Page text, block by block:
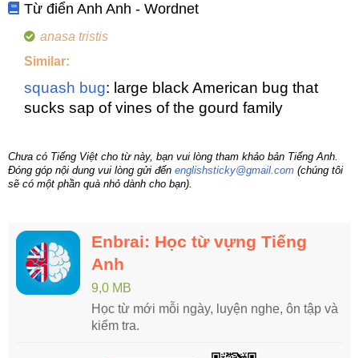
Từ điển Anh Anh - Wordnet
anasa tristis
Similar:
squash bug: large black American bug that
sucks sap of vines of the gourd family
Chưa có Tiếng Việt cho từ này, bạn vui lòng tham khảo bản Tiếng Anh.
Đóng góp nội dung vui lòng gửi đến englishsticky@gmail.com (chúng tôi
sẽ có một phần quà nhỏ dành cho bạn).
Enbrai: Học từ vựng Tiếng
Anh
9,0 MB
Học từ mới mỗi ngày, luyện nghe, ôn tập và
kiểm tra.